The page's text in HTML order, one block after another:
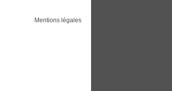
Mentions légales